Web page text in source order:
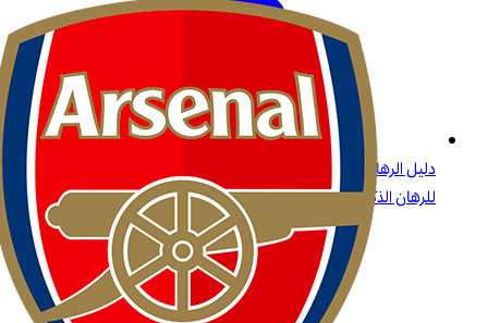
دليل الرهانات على البيسبول: الاستراتيجيات، أنواع الرهانات، والرؤى
للرهان الذكي